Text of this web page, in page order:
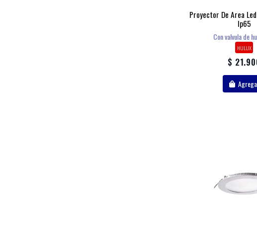
Proyector De Area
Ip65
Con valvula de
HULUX
$